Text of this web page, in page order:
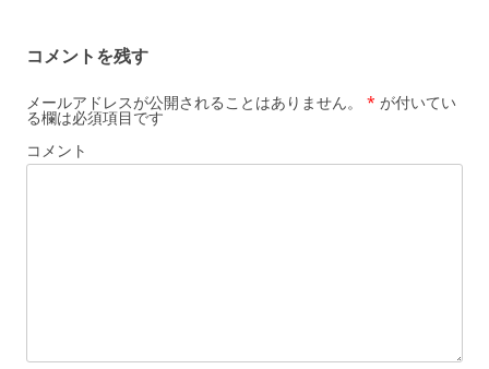
コメントを残す
メールアドレスが公開されることはありません。 * が付いてい
る欄は必須項目です
コメント